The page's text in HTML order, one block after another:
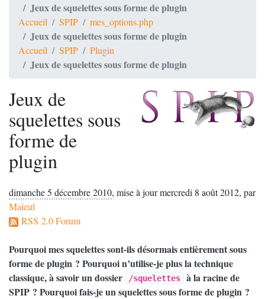
Jeux de squelettes sous forme de plugin
Accueil SPIP mes_options.php
Jeux de squelettes sous forme de plugin
Accueil SPIP Plugin
Jeux de squelettes sous forme de plugin
Jeux de
squelettes sous
forme de
plugin
dimanche 5 décembre 2010, mise à jour mercredi 8 août 2012, par
Maïeul
RSS 2.0 Forum
Pourquoi mes squelettes sont-ils désormais entièrement sous
forme de plugin ? Pourquoi n’utilise-je plus la technique
classique, à savoir un dossier
/squelettes
à la racine de
SPIP ? Pourquoi fais-je un squelettes sous forme de plugin ?